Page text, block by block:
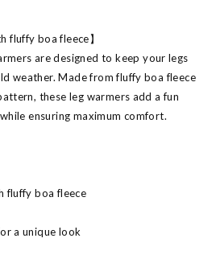
fluffy boa fleece】
are designed to keep your legs
weather. Made from fluffy boa fleece
these leg warmers add a fun
ensuring maximum comfort.
fluffy boa fleece
a unique look